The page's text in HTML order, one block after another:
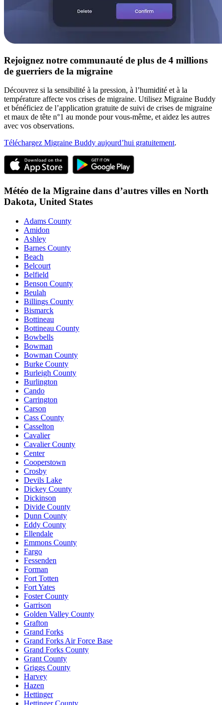
Rejoignez notre communauté de plus de 4 millions
de guerriers de la migraine
Découvrez si la sensibilité à la pression, à l’humidité et à la
température affecte vos crises de migraine. Utilisez Migraine Buddy
et bénéficiez de l’application gratuite de suivi de crises de migraine
et maux de tête n°1 au monde pour vous-même, et aidez les autres
avec vos observations.
Téléchargez Migraine Buddy aujourd’hui gratuitement.
Météo de la Migraine dans d’autres villes en North
Dakota, United States
Adams County
Amidon
Ashley
Barnes County
Beach
Belcourt
Belfield
Benson County
Beulah
Billings County
Bismarck
Bottineau
Bottineau County
Bowbells
Bowman
Bowman County
Burke County
Burleigh County
Burlington
Cando
Carrington
Carson
Cass County
Casselton
Cavalier
Cavalier County
Center
Cooperstown
Crosby
Devils Lake
Dickey County
Dickinson
Divide County
Dunn County
Eddy County
Ellendale
Emmons County
Fargo
Fessenden
Forman
Fort Totten
Fort Yates
Foster County
Garrison
Golden Valley County
Grafton
Grand Forks
Grand Forks Air Force Base
Grand Forks County
Grant County
Griggs County
Harvey
Hazen
Hettinger
Hettinger County